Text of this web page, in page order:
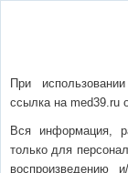
При
ссылка на med39.ru
Вся информация,
только для
воспроизведению